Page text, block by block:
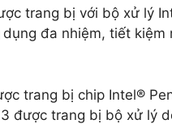
trang bị với bộ xử lý
đa nhiệm, tiết
trang bị chip Intel®
được trang bị bộ xử lý